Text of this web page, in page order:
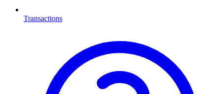
Transactions